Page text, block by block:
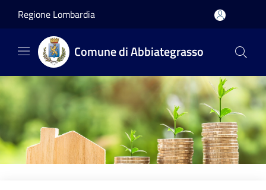
Regione Lombardia
Comune di Abbiategrasso